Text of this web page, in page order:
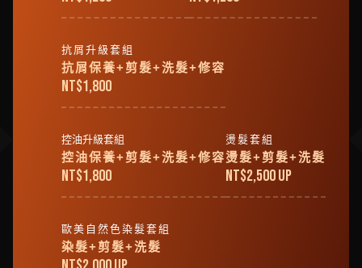
抗屑升級套組
抗屑保養+剪髮+洗髮+修容
NT$1,800
控油升級套組
控油保養+剪髮+洗髮+修容
NT$1,800
燙髮套組
燙髮+剪髮+洗髮
NT$2,500 up
歐美自然色染髮套組
染髮+剪髮+洗髮